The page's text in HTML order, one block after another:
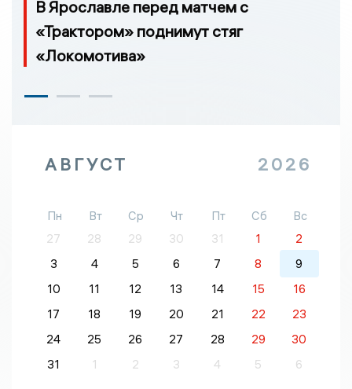
В Ярославле перед матчем с
«Трактором» поднимут стяг
«Локомотива»
АВГУСТ 2026
Пн Вт Ср Чт Пт Сб
Вс
27
28 29 30 31 1
2
3
4 5 6 7 8
9
10
11 12 13 14 15
16
17
18 19 20 21 22
23
24
25 26 27 28 29
30
31
1 2 3 4 5 6